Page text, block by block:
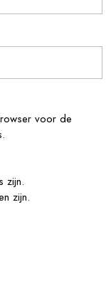
voor de
zijn.
zijn.